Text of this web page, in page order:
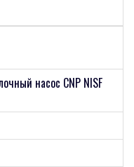
насос CNP NISF